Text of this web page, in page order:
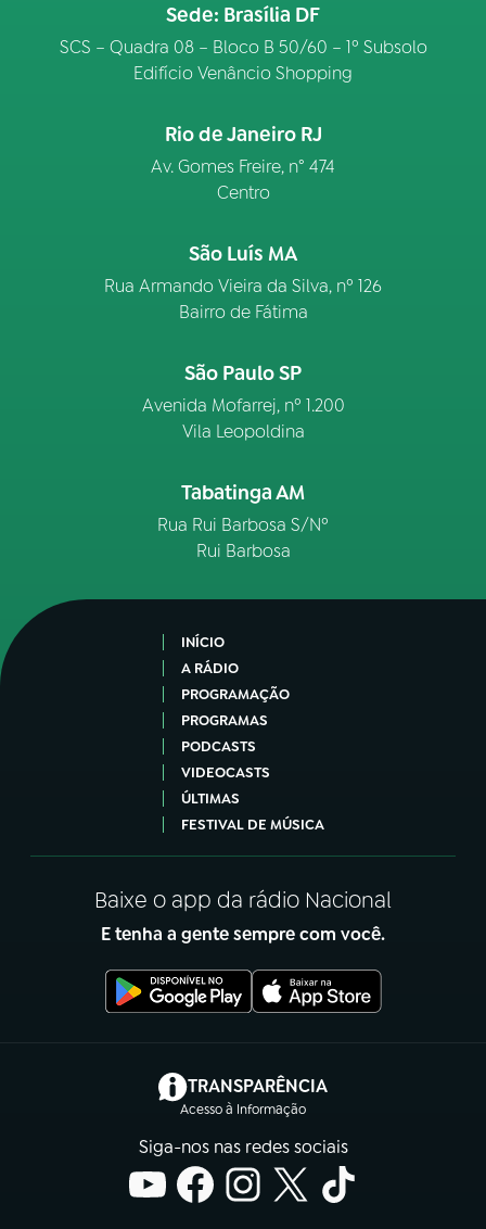
Sede: Brasília DF
SCS – Quadra 08 – Bloco B 50/60 – 1º Subsolo
Edifício Venâncio Shopping
Rio de Janeiro RJ
Av. Gomes Freire, n° 474
Centro
São Luís MA
Rua Armando Vieira da Silva, nº 126
Bairro de Fátima
São Paulo SP
Avenida Mofarrej, nº 1.200
Vila Leopoldina
Tabatinga AM
Rua Rui Barbosa S/Nº
Rui Barbosa
INÍCIO
A RÁDIO
PROGRAMAÇÃO
PROGRAMAS
PODCASTS
VIDEOCASTS
ÚLTIMAS
FESTIVAL DE MÚSICA
Baixe o app da rádio Nacional
E tenha a gente sempre com você.
TRANSPARÊNCIA
Acesso à Informação
(abre em nova aba)
Siga-nos nas redes sociais